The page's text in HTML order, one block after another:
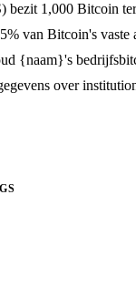
bezit 1,000 Bitcoin
van Bitcoin's vaste
{naam}'s
over